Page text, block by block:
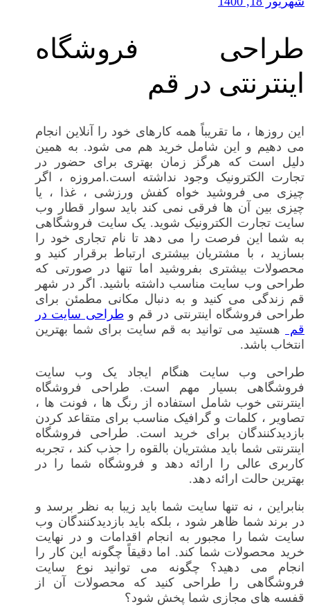
طراحی فروشگاه
اینترنتی در قم
این روزها ، ما تقریباً همه کارهای خود را آنلاین انجام
می دهیم و این شامل خرید هم می شود. به همین
دلیل است که هرگز زمان بهتری برای حضور در
تجارت الکترونیک وجود نداشته است.امروزه ، اگر
چیزی می فروشید خواه کفش ورزشی ، غذا ، یا
چیزی بین آن ها فرقی نمی کند باید سوار قطار وب
سایت تجارت الکترونیک شوید. یک سایت فروشگاهی
به شما این فرصت را می دهد تا نام تجاری خود را
بسازید ، با مشتریان بیشتری ارتباط برقرار کنید و
محصولات بیشتری بفروشید اما تنها در صورتی که
طراحی وب سایت مناسب داشته باشید. اگر در شهر
قم زندگی می کنید و به دنبال مکانی مطمئن برای
طراحی فروشگاه اینترنتی در قم و طراحی سایت در
قم
هستید می توانید به قم سایت برای شما بهترین
انتخاب باشد.
طراحی وب سایت هنگام ایجاد یک وب سایت
فروشگاهی بسیار مهم است. طراحی فروشگاه
اینترنتی خوب شامل استفاده از رنگ ها ، فونت ها ،
تصاویر ، کلمات و گرافیک مناسب برای متقاعد کردن
بازدیدکنندگان برای خرید است. طراحی فروشگاه
اینترنتی شما باید مشتریان بالقوه را جذب کند ، تجربه
کاربری عالی را ارائه دهد و فروشگاه شما را در
بهترین حالت ارائه دهد.
بنابراین ، نه تنها سایت شما باید زیبا به نظر برسد و
در برند شما ظاهر شود ، بلکه باید بازدیدکنندگان وب
سایت شما را مجبور به انجام اقدامات و در نهایت
خرید محصولات شما کند. اما دقیقاً چگونه این کار را
انجام می دهید؟ چگونه می توانید نوع سایت
فروشگاهی را طراحی کنید که محصولات آن از
قفسه های مجازی شما پخش شود؟